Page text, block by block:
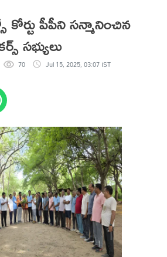
పీపీని సన్మానించిన
సభ్యులు
Kumar
70 Jul 15, 2025, 03:07 IST